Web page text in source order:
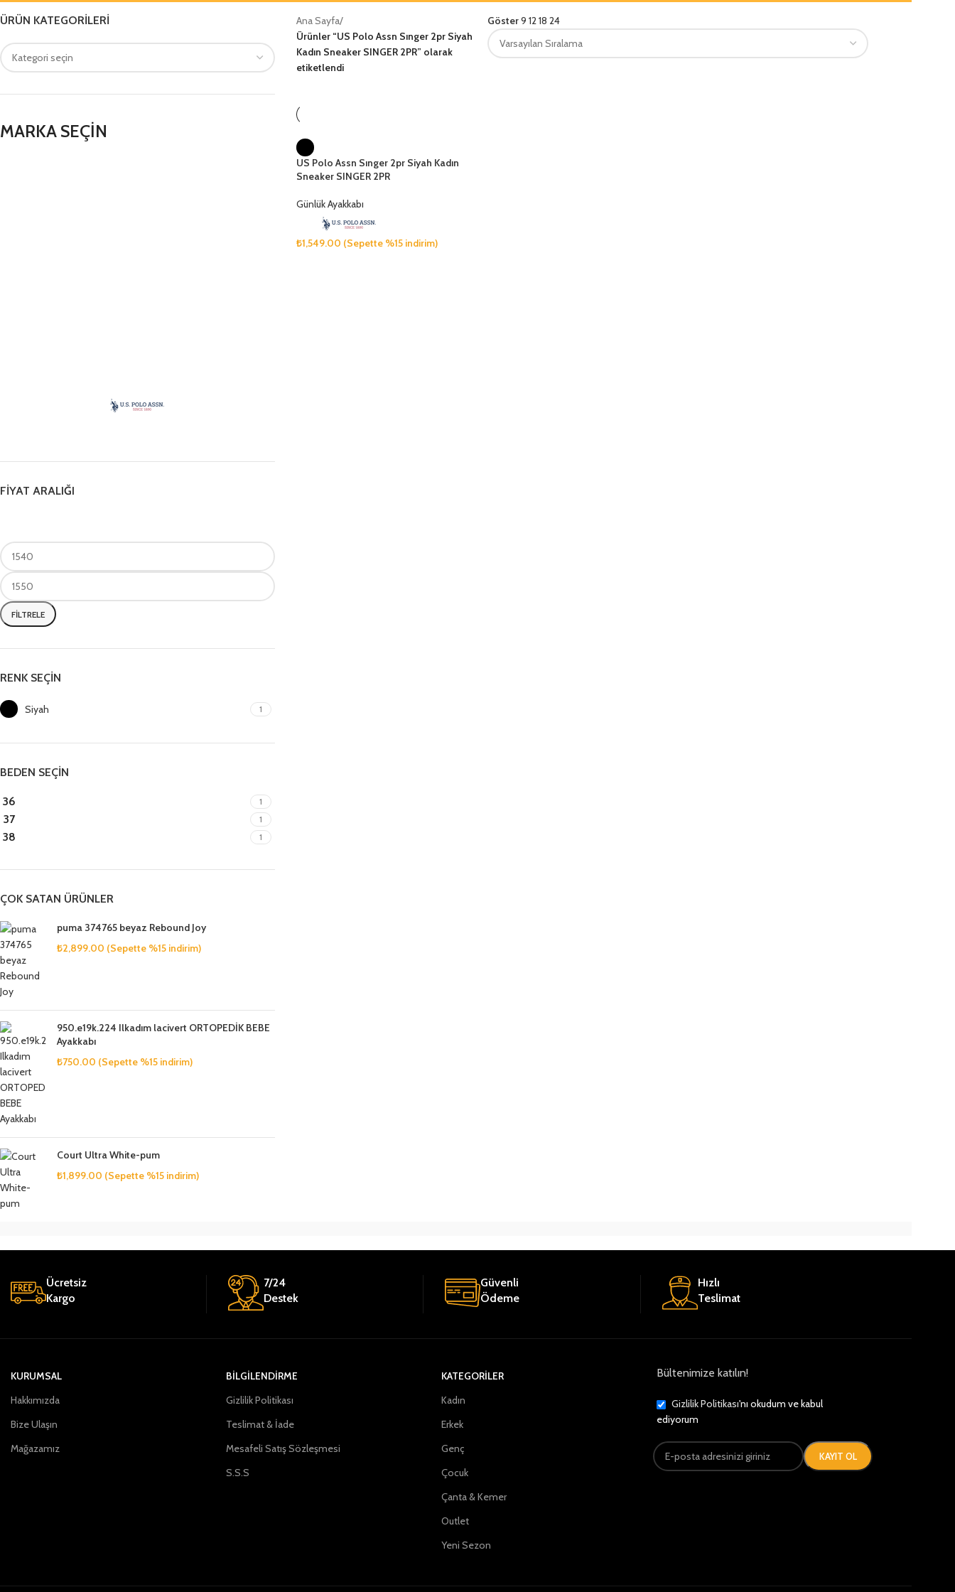
ÜRÜN KATEGORILERI
MARKA SEÇİN
FİYAT ARALIĞI
FILTRELE
RENK SEÇİN
Siyah 1
BEDEN SEÇİN
36 1
37 1
38 1
ÇOK SATAN ÜRÜNLER
puma 374765 beyaz Rebound Joy
₺2,899.00 (Sepette %15 indirim)
950.e19k.224 Ilkadım lacivert ORTOPEDİK BEBE
Ayakkabı
₺750.00 (Sepette %15 indirim)
Court Ultra White-pum
₺1,899.00 (Sepette %15 indirim)
Ana Sayfa/
Ürünler “US Polo Assn Sınger 2pr Siyah
Kadın Sneaker SINGER 2PR” olarak
etiketlendi
Göster9 1218 24
US Polo Assn Sınger 2pr Siyah Kadın
Sneaker SINGER 2PR
Günlük Ayakkabı
₺1,549.00 (Sepette %15 indirim)
Ücretsiz
Kargo
7/24
Destek
Güvenli
Ödeme
Hızlı
Teslimat
KURUMSAL
Hakkımızda
Bize Ulaşın
Mağazamız
BİLGİLENDİRME
Gizlilik Politikası
Teslimat & İade
Mesafeli Satış Sözleşmesi
S.S.S
KATEGORILER
Kadın
Erkek
Genç
Çocuk
Çanta & Kemer
Outlet
Yeni Sezon
Bültenimize katılın!
Gizlilik Politikası'nı okudum ve kabul
ediyorum